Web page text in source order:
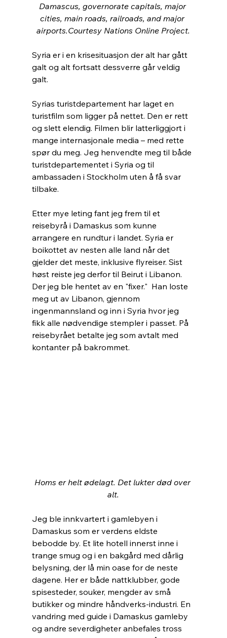
Damascus, governorate capitals, major
cities, main roads, railroads, and major
airports.Courtesy Nations Online Project.
Syria er i en krisesituasjon der alt har gått
galt og alt fortsatt dessverre går veldig
galt.
Syrias turistdepartement har laget en
turistfilm som ligger på nettet. Den er rett
og slett elendig. Filmen blir latterliggjort i
mange internasjonale media – med rette
spør du meg. Jeg henvendte meg til både
turistdepartementet i Syria og til
ambassaden i Stockholm uten å få svar
tilbake.
Etter mye leting fant jeg frem til et
reisebyrå i Damaskus som kunne
arrangere en rundtur i landet. Syria er
boikottet av nesten alle land når det
gjelder det meste, inklusive flyreiser. Sist
høst reiste jeg derfor til Beirut i Libanon.
Der jeg ble hentet av en "fixer."  Han loste
meg ut av Libanon, gjennom
ingenmannsland og inn i Syria hvor jeg
fikk alle nødvendige stempler i passet. På
reisebyrået betalte jeg som avtalt med
kontanter på bakrommet.
Homs er helt ødelagt. Det lukter død over
alt.
Jeg ble innkvartert i gamlebyen i
Damaskus som er verdens eldste
bebodde by. Et lite hotell innerst inne i
trange smug og i en bakgård med dårlig
belysning, der lå min oase for de neste
dagene. Her er både nattklubber, gode
spisesteder, souker, mengder av små
butikker og mindre håndverks-industri. En
vandring med guide i Damaskus gamleby
og andre severdigheter anbefales tross